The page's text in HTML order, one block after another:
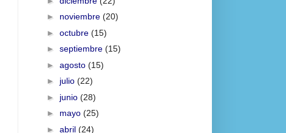
► noviembre (20)
► octubre (15)
► septiembre (15)
► agosto (15)
► julio (22)
► junio (28)
► mayo (25)
► abril (24)